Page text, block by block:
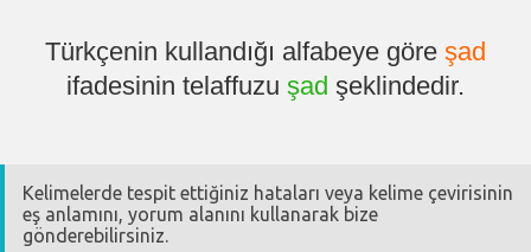
Türkçenin kullandığı alfabeye göre şad
ifadesinin telaffuzu şad şeklindedir.
Kelimelerde tespit ettiğiniz hataları veya kelime çevirisinin
eş anlamını, yorum alanını kullanarak bize
gönderebilirsiniz.